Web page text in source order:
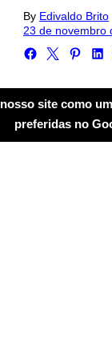
By Edivaldo Brito
23 de novembro
site como
preferidas no